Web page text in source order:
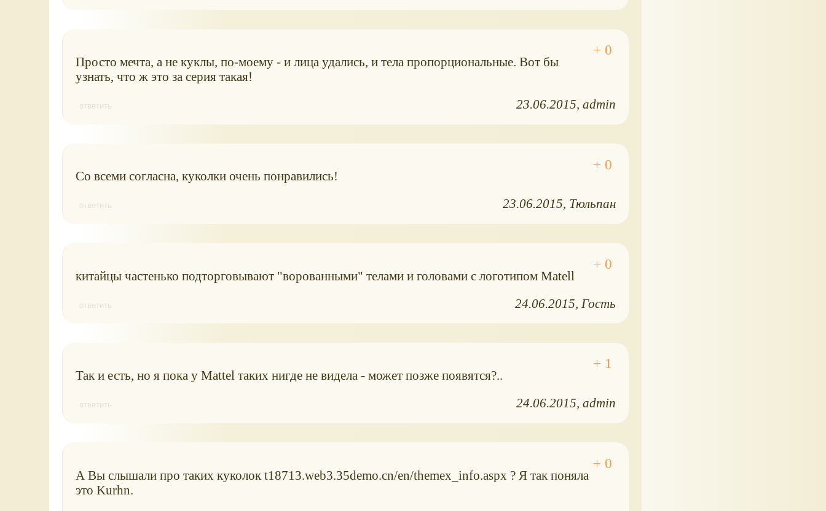
Просто мечта, а не куклы, по-моему - и лица удались, и тела пропорциональные. Вот бы
узнать, что ж это за серия такая!
ответить 23.06.2015 admin
Со всеми согласна, куколки очень понравились!
ответить 23.06.2015 Тюльпан
китайцы частенько подторговывают "ворованными" телами и головами с логотипом Matell
ответить 24.06.2015 Гость
Так и есть, но я пока у Mattel таких нигде не видела - может позже появятся?..
ответить 24.06.2015 admin
А Вы слышали про таких куколок t18713.web3.35demo.cn/en/themex_info.aspx ? Я так поняла
это Kurhn.